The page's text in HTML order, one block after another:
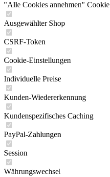
"Alle Cookies annehmen" Cookie
Ausgewählter Shop
CSRF-Token
Cookie-Einstellungen
Individuelle Preise
Kunden-Wiedererkennung
Kundenspezifisches Caching
PayPal-Zahlungen
Session
Währungswechsel